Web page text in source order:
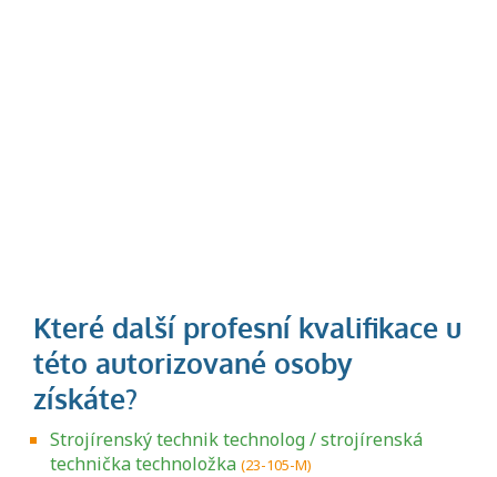
Strojírenský technik technolog / strojírenská
technička technoložka (23-105-M)